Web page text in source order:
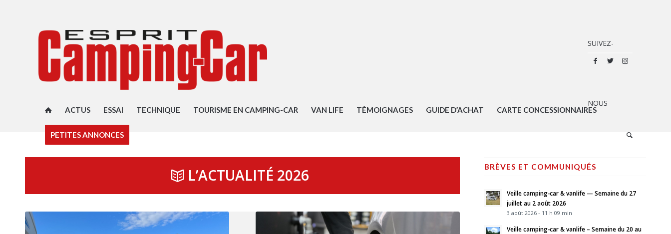
ACTUS ESSAI TECHNIQUE TOURISME EN CAMPING-CAR VAN LIFE TÉMOIGNAGES GUIDE D’ACHAT CARTE CONCESSIONNAIRES
PETITES ANNONCES
L’ACTUALITÉ 2026 BRÈVES ET COMMUNIQUÉS
Veille camping-car & vanlife — Semaine du 27
juillet au 2 août 2026
3 août 2026 - 11 h 09 min
Veille camping-car & vanlife – Semaine du 20 au